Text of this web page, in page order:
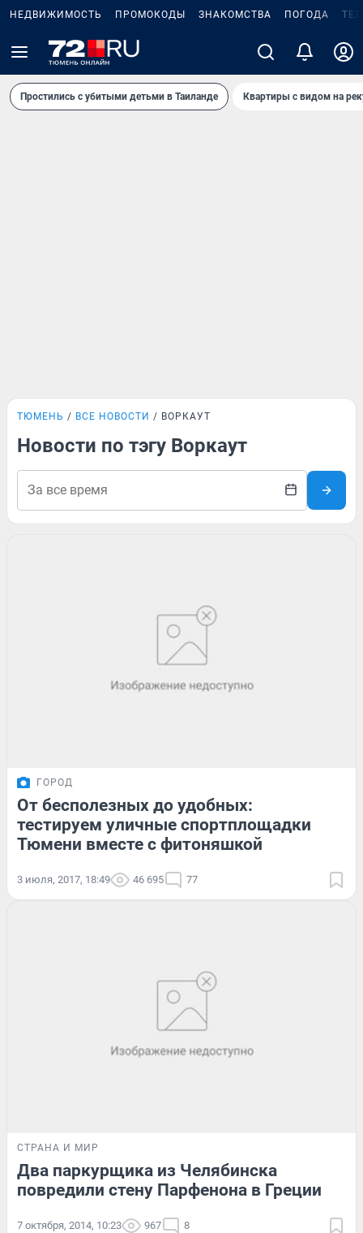
НЕДВИЖИМОСТЬ ПРОМОКОДЫ ЗНАКОМСТВА ПОГОДА
Простились с убитыми детьми в Таиланде Квартиры с видом на
ТЮМЕНЬ ВСЕ НОВОСТИ ВОРКАУТ
Новости по тэгу Воркаут
ГОРОД
От бесполезных до удобных:
тестируем уличные спортплощадки
Тюмени вместе с фитоняшкой
3 июля, 2017, 18:49 46 695 77
СТРАНА И МИР
Два паркурщика из Челябинска
повредили стену Парфенона в Греции
7 октября, 2014, 10:23 967 8